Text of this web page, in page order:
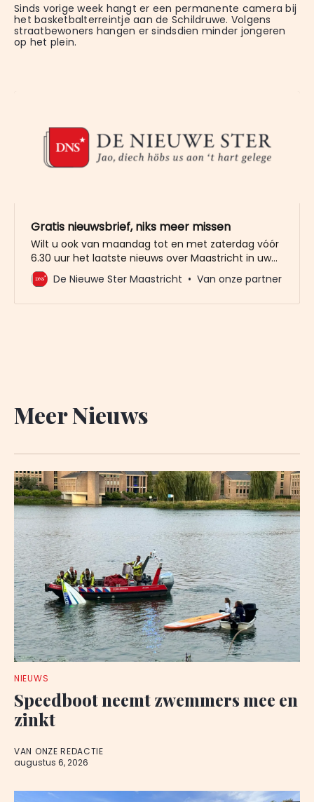
Sinds vorige week hangt er een permanente camera bij
het basketbalterreintje aan de Schildruwe. Volgens
straatbewoners hangen er sindsdien minder jongeren
op het plein.
Gratis nieuwsbrief, niks meer missen
Wilt u ook van maandag tot en met zaterdag vóór
6.30 uur het laatste nieuws over Maastricht in uw
mailbox? Meld u dan gratis aan voor de nieuwbrief
van De Nieuwe Ster. Meer dan 20.000 trouwe lezers
De Nieuwe Ster Maastricht Van onze partner
Meer Nieuws
NIEUWS
Speedboot neemt zwemmers mee en
zinkt
VAN ONZE REDACTIE
augustus 6, 2026